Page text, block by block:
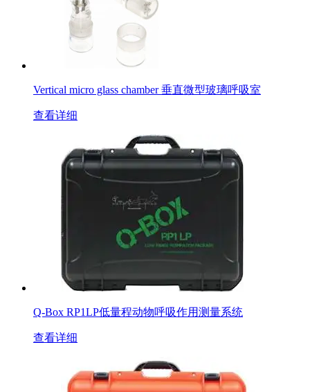
Vertical micro glass chamber 垂直微型玻璃呼吸室
查看详细
Q-Box RP1LP低量程动物呼吸作用测量系统
查看详细